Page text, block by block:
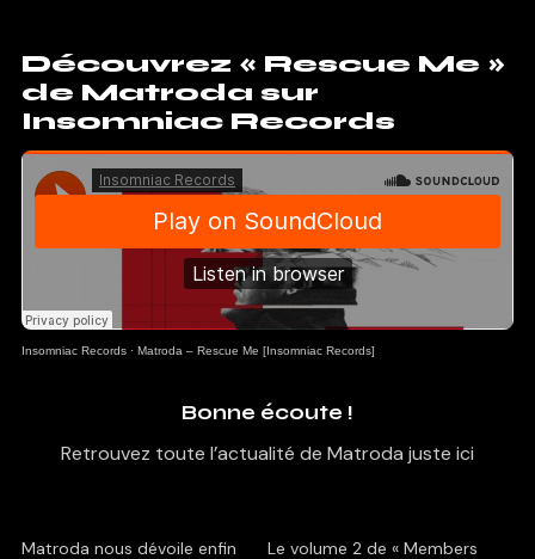
Découvrez « Rescue Me »
de Matroda sur
Insomniac Records
Insomniac Records· Matroda – Rescue Me [Insomniac Records]
Bonne écoute !
Retrouvez toute l’actualité de Matroda juste ici
Matroda nous dévoile enfin
Le volume 2 de « Members